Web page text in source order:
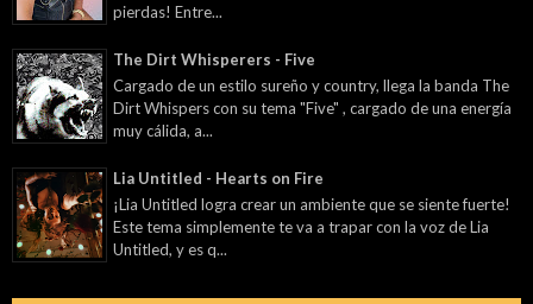
pierdas! Entre...
The Dirt Whisperers - Five
Cargado de un estilo sureño y country, llega la banda The
Dirt Whispers con su tema "Five" , cargado de una energía
muy cálida, a...
Lia Untitled - Hearts on Fire
¡Lia Untitled logra crear un ambiente que se siente fuerte!
Este tema simplemente te va a trapar con la voz de Lia
Untitled, y es q...